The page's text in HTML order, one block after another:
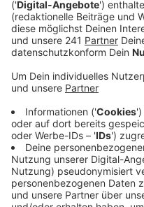
verschiedenen
mittags
zusätzlich zum normalen
auf der
der
Ersatzhaltestellen. Die
Fahrten will sich die
lassen.MoF
Morgens:
61: Bonn Hbf –
um 7.33 und 7.46 Uhr